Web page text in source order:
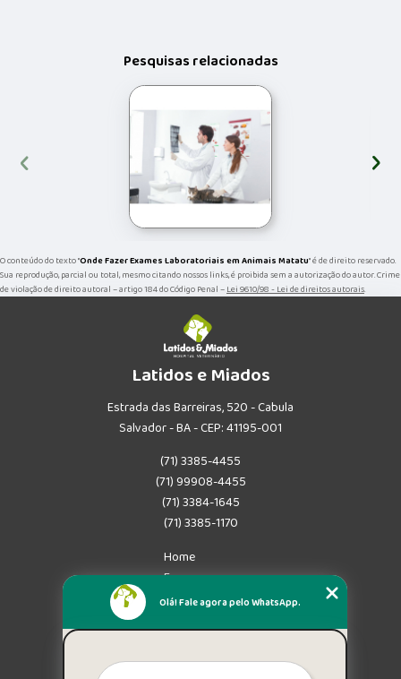
Pesquisas relacionadas
‹ ›
O conteúdo do texto "Onde Fazer Exames Laboratoriais em Animais Matatu" é de direito reservado.
Sua reprodução, parcial ou total, mesmo citando nossos links, é proibida sem a autorização do autor. Crime
de violação de direito autoral – artigo 184 do Código Penal –Lei 9610/98 - Lei de direitos autorais.
Latidos e Miados
Estrada das Barreiras, 520 - Cabula
Salvador - BA - CEP: 41195-001
(71) 3385-4455
(71) 99908-4455
(71) 3384-1645
(71) 3385-1170
Home
Empresa
Missão
Mapa do site
Olá! Fale agora pelo WhatsApp.